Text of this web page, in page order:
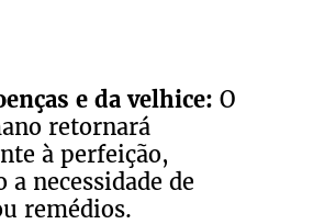
e da velhice: O
retornará
à perfeição,
necessidade de
remédios.